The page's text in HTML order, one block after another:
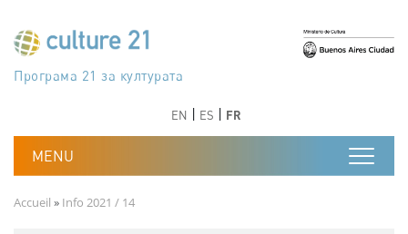
جدول أعمال القرن 21 للثقافة
Програма 21 за културата
Agenda 21 de la cultura
Agjenda 21 për kulturë
Agenda 21 van cultuur
Agenda 21 for culture
Kulturaren Agenda 21
Agenda 21 de la culture
Axenda 21 da cultura
Agenda 21 für Kultur
Agenda 21 della cultura
文化のためのアジェンダ21
دستورکار 21 برای فرهنگ
Agenda 21 dla kultury
Agenda 21 da cultura
Повестка дня 21 для культуры
Agenda 21 za kulturu
Agenda 21 de la cultura
Agenda 21 för kulturen
Kültür için Gündem 21
Порядок денний 21 для культури
EN ES FR
Fil d'Ariane
Accueil Info 2021 / 14